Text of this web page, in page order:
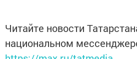
Читайте новости
национальном